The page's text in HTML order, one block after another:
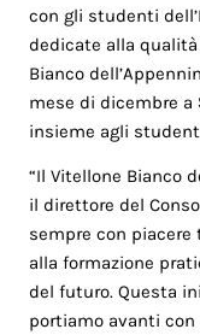
con gli studenti
dedicate alla
Bianco
mese di dicembre a
insieme agli studenti
“Il Vitellone Bianco
il direttore del
sempre con
alla formazione
del futuro. Questa
portiamo avanti con